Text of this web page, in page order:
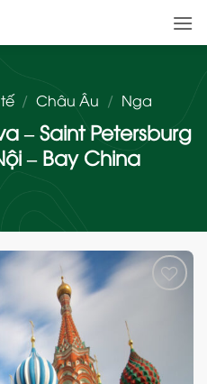
/ Châu Âu / Nga
– Saint Petersburg
– Bay China